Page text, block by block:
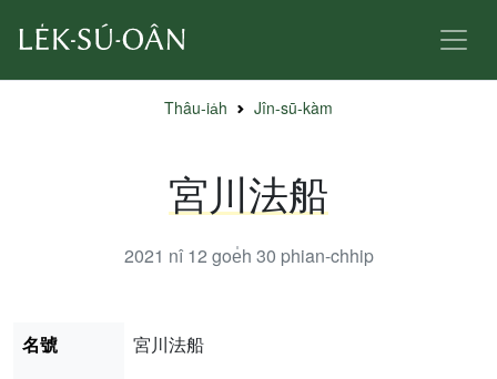
Thâu-ia̍h Jîn-sū-kàm
宮川法船
2021 nî 12 goe̍h 30 phian-chhip
名號 宮川法船